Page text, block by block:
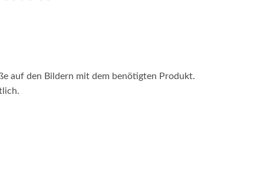
auf den Bildern mit dem benötigten Produkt.